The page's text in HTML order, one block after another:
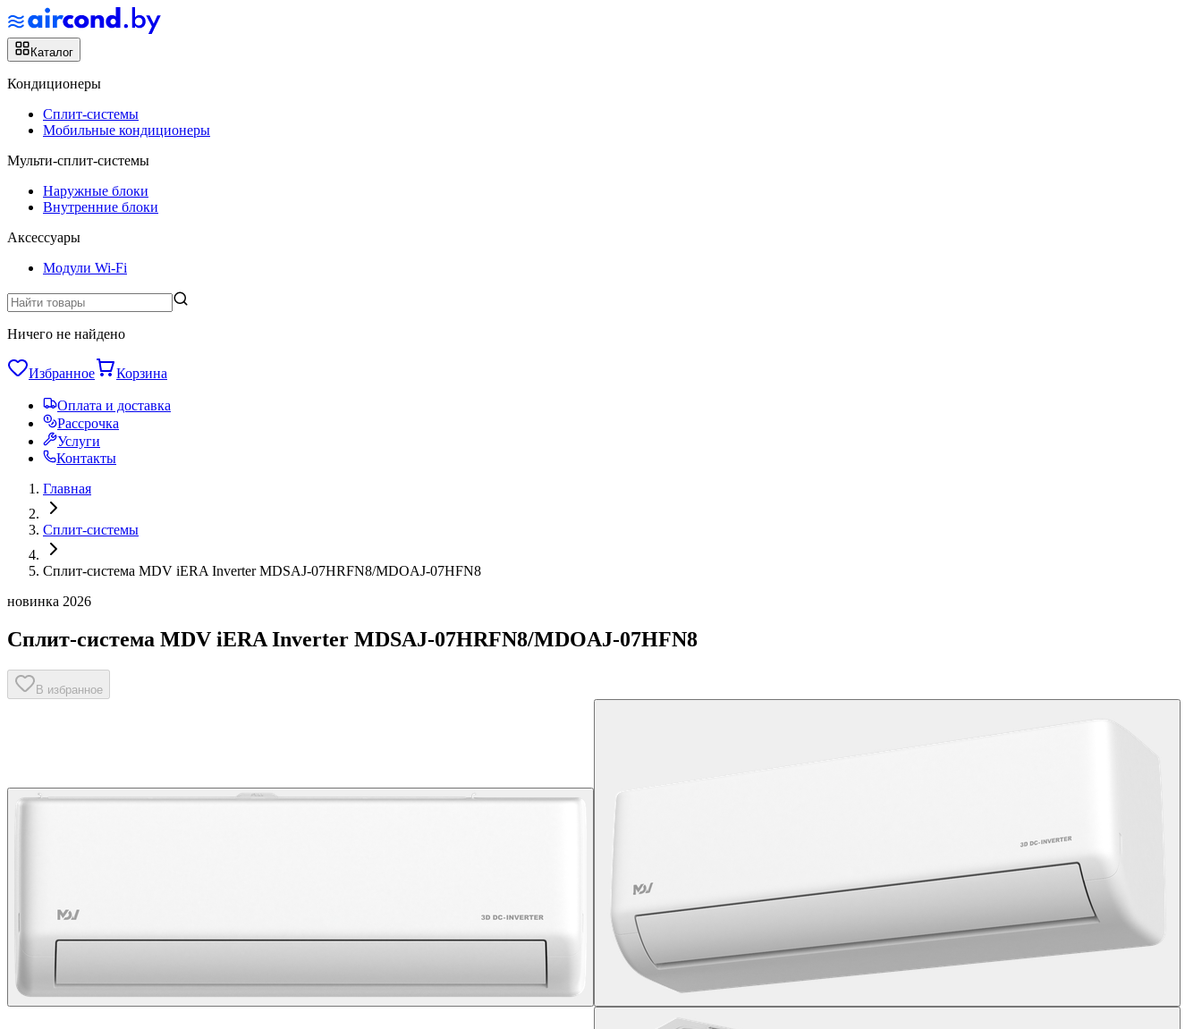
Каталог
Кондиционеры
Сплит-системы
Мобильные кондиционеры
Мульти-сплит-системы
Наружные блоки
Внутренние блоки
Аксессуары
Модули Wi-Fi
Ничего не найдено
Избранное Корзина
Оплата и доставка
Рассрочка
Услуги
Контакты
Главная
Сплит-системы
Сплит-система MDV iERA Inverter MDSAJ-07HRFN8/MDOAJ-07HFN8
новинка 2026
Сплит-система MDV iERA Inverter MDSAJ-07HRFN8/MDOAJ-07HFN8
В избранное